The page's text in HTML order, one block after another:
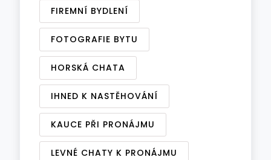
FIREMNÍ BYDLENÍ
FOTOGRAFIE BYTU
HORSKÁ CHATA
IHNED K NASTĚHOVÁNÍ
KAUCE PŘI PRONÁJMU
LEVNÉ CHATY K PRONÁJMU